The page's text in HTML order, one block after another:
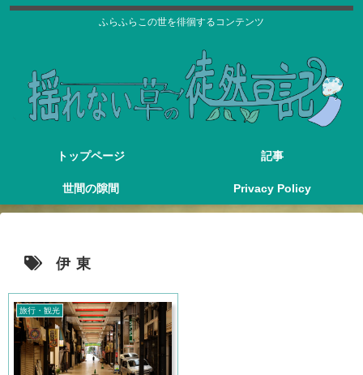
ふらふらこの世を徘徊するコンテンツ
トップページ 記事
世間の隙間 Privacy Policy
伊東
旅行・観光